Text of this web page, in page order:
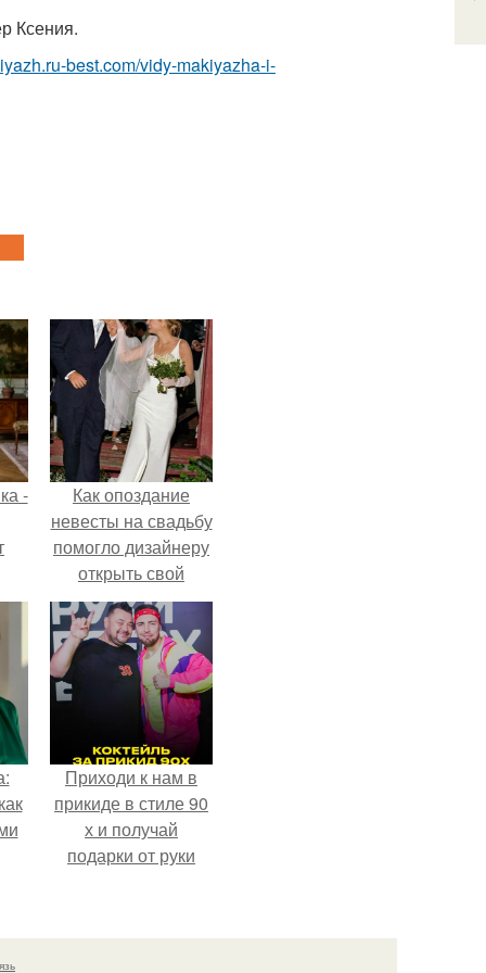
Ксения.
best.com/vidy-makiyazha-i-
-
и
Как опоздание
невесты на свадьбу
помогло дизайнеру
открыть свой
бренд.
Приходи к нам в
прикиде в стиле 90
х и получай
подарки от руки